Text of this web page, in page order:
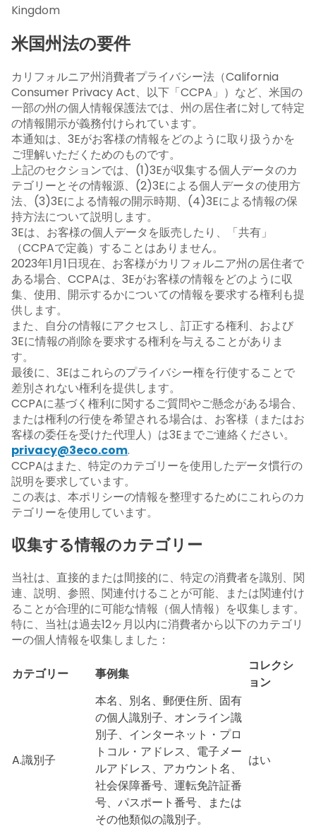
Kingdom
米国州法の要件
カリフォルニア州消費者プライバシー法（California
Consumer Privacy Act、以下「CCPA」）など、米国の
一部の州の個人情報保護法では、州の居住者に対して特定
の情報開示が義務付けられています。
本通知は、3Eがお客様の情報をどのように取り扱うかを
ご理解いただくためのものです。
上記のセクションでは、(1)3Eが収集する個人データのカ
テゴリーとその情報源、(2)3Eによる個人データの使用方
法、(3)3Eによる情報の開示時期、(4)3Eによる情報の保
持方法について説明します。
3Eは、お客様の個人データを販売したり、「共有」
（CCPAで定義）することはありません。
2023年1月1日現在、お客様がカリフォルニア州の居住者で
ある場合、CCPAは、3Eがお客様の情報をどのように収
集、使用、開示するかについての情報を要求する権利も提
供します。
また、自分の情報にアクセスし、訂正する権利、および
3Eに情報の削除を要求する権利を与えることがありま
す。
最後に、3Eはこれらのプライバシー権を行使することで
差別されない権利を提供します。
CCPAに基づく権利に関するご質問やご懸念がある場合、
または権利の行使を希望される場合は、お客様（またはお
客様の委任を受けた代理人）は3Eまでご連絡ください。
privacy@3eco.com.
CCPAはまた、特定のカテゴリーを使用したデータ慣行の
説明を要求しています。
この表は、本ポリシーの情報を整理するためにこれらのカ
テゴリーを使用しています。
収集する情報のカテゴリー
当社は、直接的または間接的に、特定の消費者を識別、関
連、説明、参照、関連付けることが可能、または関連付け
ることが合理的に可能な情報（個人情報）を収集します。
特に、当社は過去12ヶ月以内に消費者から以下のカテゴリ
ーの個人情報を収集しました：
カテゴリー 事例集
コレクシ
ョン
A.識別子
本名、別名、郵便住所、固有
の個人識別子、オンライン識
別子、インターネット・プロ
トコル・アドレス、電子メー
ルアドレス、アカウント名、
社会保障番号、運転免許証番
号、パスポート番号、または
その他類似の識別子。
はい